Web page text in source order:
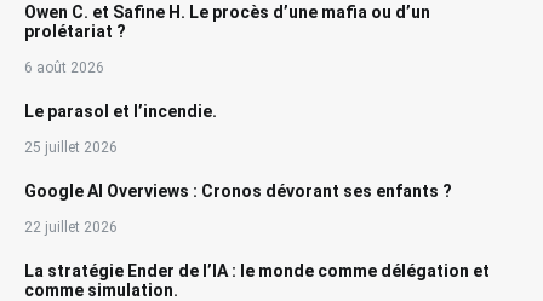
Owen C. et Safine H. Le procès d’une mafia ou d’un
prolétariat ?
6 août 2026
Le parasol et l’incendie.
25 juillet 2026
Google AI Overviews : Cronos dévorant ses enfants ?
22 juillet 2026
La stratégie Ender de l’IA : le monde comme délégation et
comme simulation.